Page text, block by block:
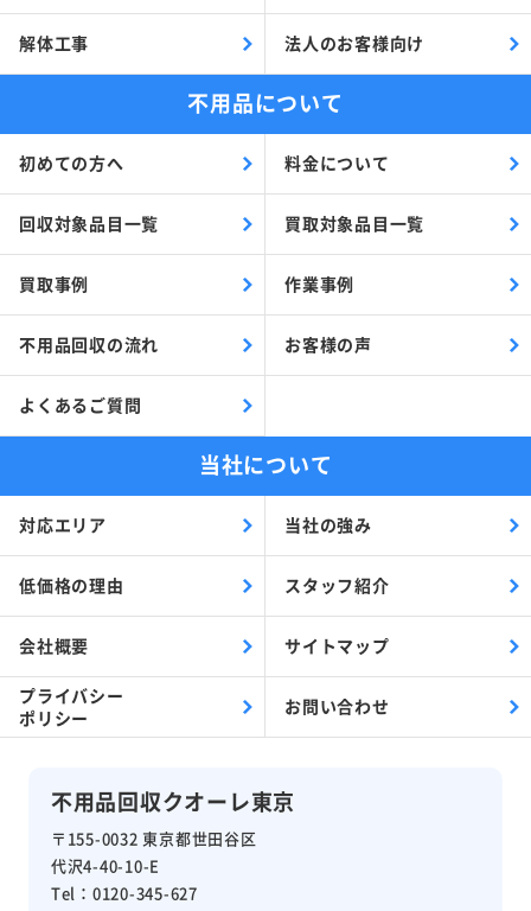
不用品回収クオーレ東京
〒155-0032 東京都世田谷区
代沢4-40-10-E
Tel：0120-345-627
解体工事 法人のお客様向け
不用品について
初めての方へ 料金について
回収対象品目一覧 買取対象品目一覧
買取事例 作業事例
不用品回収の流れ お客様の声
よくあるご質問
当社について
対応エリア 当社の強み
低価格の理由 スタッフ紹介
会社概要 サイトマップ
プライバシー
ポリシー
お問い合わせ